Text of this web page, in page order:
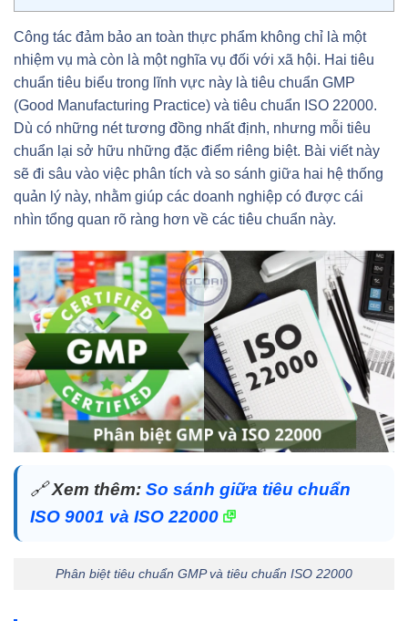
Công tác đảm bảo an toàn thực phẩm không chỉ là một
nhiệm vụ mà còn là một nghĩa vụ đối với xã hội. Hai tiêu
chuẩn tiêu biểu trong lĩnh vực này là tiêu chuẩn GMP
(Good Manufacturing Practice) và tiêu chuẩn ISO 22000.
Dù có những nét tương đồng nhất định, nhưng mỗi tiêu
chuẩn lại sở hữu những đặc điểm riêng biệt. Bài viết này
sẽ đi sâu vào việc phân tích và so sánh giữa hai hệ thống
quản lý này, nhằm giúp các doanh nghiệp có được cái
nhìn tổng quan rõ ràng hơn về các tiêu chuẩn này.
🔗Xem thêm: So sánh giữa tiêu chuẩn
ISO 9001 và ISO 22000
Phân biệt tiêu chuẩn GMP và tiêu chuẩn ISO 22000